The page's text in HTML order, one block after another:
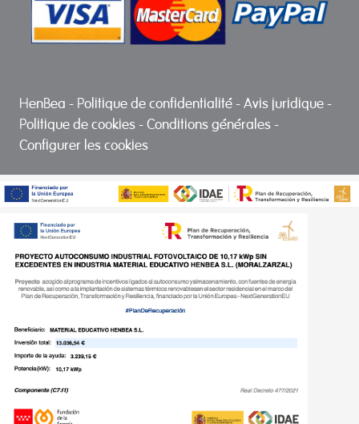
HenBea - Politique de confidentialité -Avis juridique -
Politique de cookies -Conditions générales -
Configurer les cookies